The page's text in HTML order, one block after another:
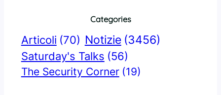
Categories
Articoli (70) Notizie (3456)
Saturday's Talks (56)
The Security Corner (19)